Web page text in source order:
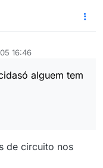
16:46
alguem tem
de circuito nos